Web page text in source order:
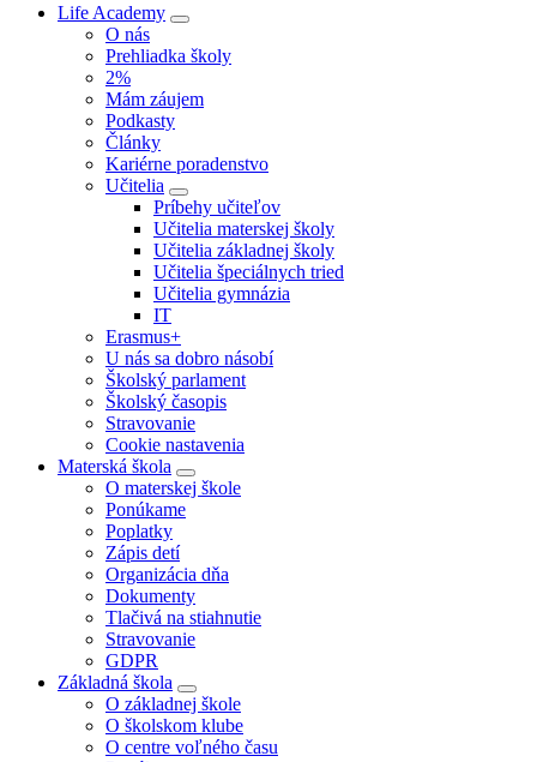
Life Academy
O nás
Prehliadka školy
2%
Mám záujem
Podkasty
Články
Kariérne poradenstvo
Učitelia
Príbehy učiteľov
Učitelia materskej školy
Učitelia základnej školy
Učitelia špeciálnych tried
Učitelia gymnázia
IT
Erasmus+
U nás sa dobro násobí
Školský parlament
Školský časopis
Stravovanie
Cookie nastavenia
Materská škola
O materskej škole
Ponúkame
Poplatky
Zápis detí
Organizácia dňa
Dokumenty
Tlačivá na stiahnutie
Stravovanie
GDPR
Základná škola
O základnej škole
O školskom klube
O centre voľného času